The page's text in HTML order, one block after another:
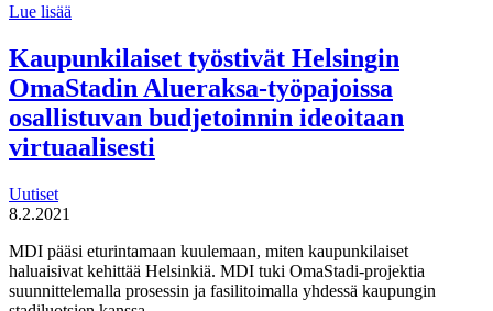
Lue lisää
budjetointi
tuo
kaupunkilaisten
toiveet
esille
ja
Kaupunkilaiset työstivät Helsingin
OmaStadin Alueraksa-työpajoissa
osallistuvan budjetoinnin ideoitaan
virtuaalisesti
Uutiset
8.2.2021
MDI pääsi eturintamaan kuulemaan, miten kaupunkilaiset
haluaisivat kehittää Helsinkiä. MDI tuki OmaStadi-projektia
suunnittelemalla prosessin ja fasilitoimalla yhdessä kaupungin